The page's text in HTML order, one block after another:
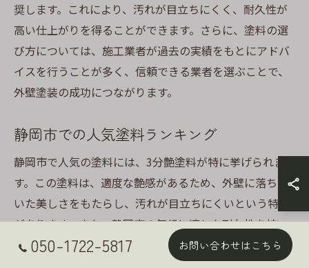
奨します。これにより、汚れが目立ちにくく、耐久性が
高い仕上がりを得ることができます。さらに、塗料の選
び方については、施工業者が過去の実績をもとにアドバ
イスを行うことが多く、信頼できる業者を選ぶことで、
外壁塗装の成功につながります。
静岡市での人気塗料ランキング
静岡市で人気の塗料には、3分艶塗料が特に挙げられま
す。この塗料は、適度な艶感があるため、外壁に落ち着
いた美しさをもたらし、汚れが目立ちにくいという特長
があります。また、静岡市の気候に適した耐久性を持つ
ことから、多くの施工業者が推奨しており、リフォーム
050-1722-5817 お問い合わせはこちら